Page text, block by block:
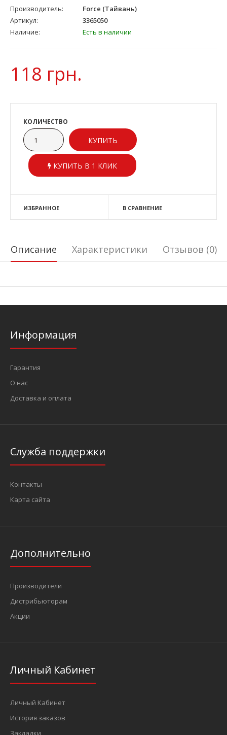
Производитель:
Force (Тайвань)
Артикул:
3365050
Наличие:
Есть в наличии
118 грн.
КОЛИЧЕСТВО
КУПИТЬ В 1 КЛИК
ИЗБРАННОЕ В СРАВНЕНИЕ
Описание Характеристики Отзывов (0)
Информация
Гарантия
О нас
Доставка и оплата
Служба поддержки
Контакты
Карта сайта
Дополнительно
Производители
Дистрибьюторам
Акции
Личный Кабинет
Личный Кабинет
История заказов
Закладки